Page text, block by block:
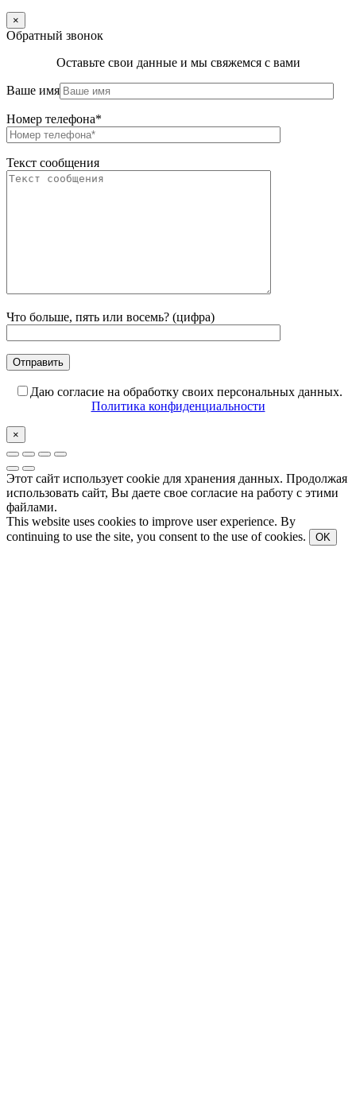
×
Обратный звонок
Оставьте свои данные и мы свяжемся с вами
Ваше имя
Номер телефона*
Текст сообщения
Что больше, пять или восемь? (цифра)
Даю согласие на обработку своих персональных данных.
Политика конфиденциальности
×
Этот сайт использует cookie для хранения данных. Продолжая
использовать сайт, Вы даете свое согласие на работу с этими
файлами.
This website uses cookies to improve user experience. By
continuing to use the site, you consent to the use of cookies.
OK